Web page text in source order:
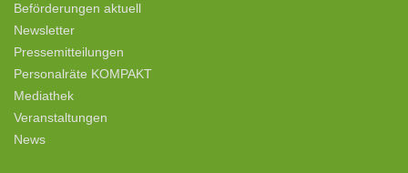
Beförderungen aktuell
Newsletter
Pressemitteilungen
Personalräte KOMPAKT
Mediathek
Veranstaltungen
News